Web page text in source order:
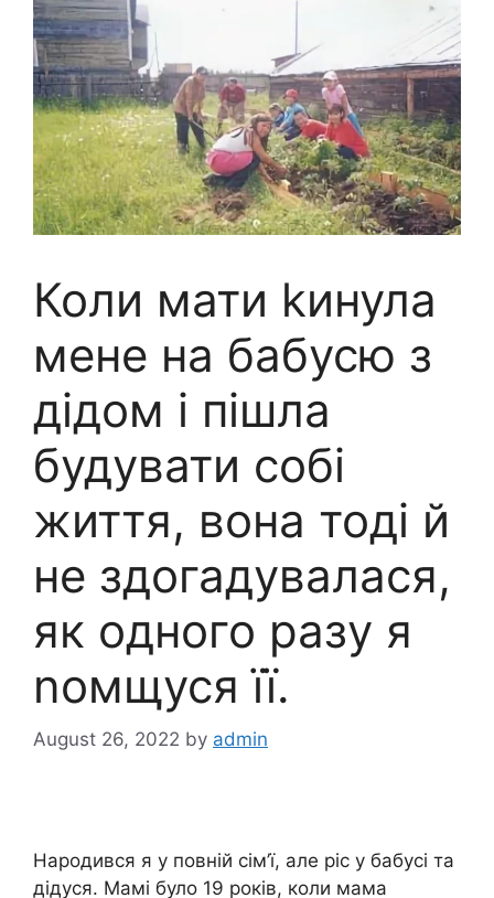
Коли мати kинула
мене на бабусю з
дідом і пішла
будувати собі
життя, вона тоді й
не здогадувалася,
як одного разу я
nомщуся її.
August 26, 2022 by admin
Народився я у повній сім’ї, але ріс у бабусі та
дідуся. Мамі було 19 років, коли мама